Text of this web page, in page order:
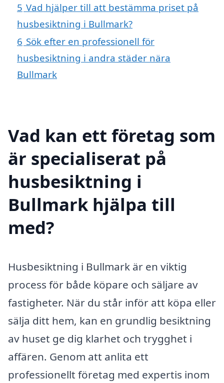
5 Vad hjälper till att bestämma priset på
husbesiktning i Bullmark?
6 Sök efter en professionell för
husbesiktning i andra städer nära
Bullmark
Vad kan ett företag som
är specialiserat på
husbesiktning i
Bullmark hjälpa till
med?
Husbesiktning i Bullmark är en viktig
process för både köpare och säljare av
fastigheter. När du står inför att köpa eller
sälja ditt hem, kan en grundlig besiktning
av huset ge dig klarhet och trygghet i
affären. Genom att anlita ett
professionellt företag med expertis inom